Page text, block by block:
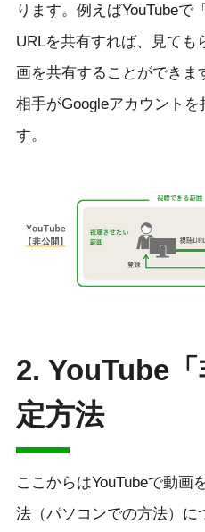
ります。例えばYouTubeで
URLを共有すれば、見ても
画を共有することができま
相手がGoogleアカウント
す。
2. YouTube
定方法
ここからはYouTubeで動画
法（パソコンでの方法）に